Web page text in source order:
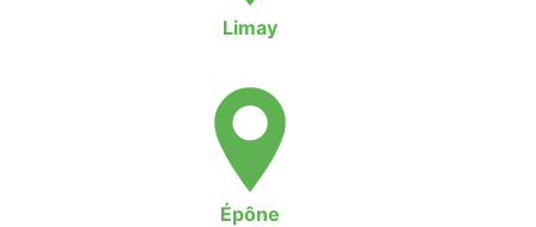
Limay
Épône